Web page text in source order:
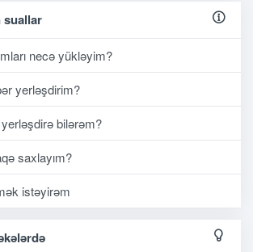
suallar
necə yükləyim?
yerləşdirim?
yerləşdirə bilərəm?
saxlayım?
istəyirəm